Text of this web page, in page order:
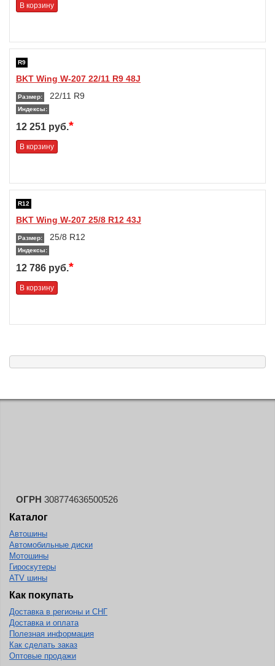
В корзину
R9
BKT Wing W-207 22/11 R9 48J
Размер: 22/11 R9
Индексы:
12 251 руб.*
В корзину
R12
BKT Wing W-207 25/8 R12 43J
Размер: 25/8 R12
Индексы:
12 786 руб.*
В корзину
ОГРН 308774636500526
Каталог
Автошины
Автомобильные диски
Мотошины
Гироскутеры
ATV шины
Как покупать
Доставка в регионы и СНГ
Доставка и оплата
Полезная информация
Как сделать заказ
Оптовые продажи